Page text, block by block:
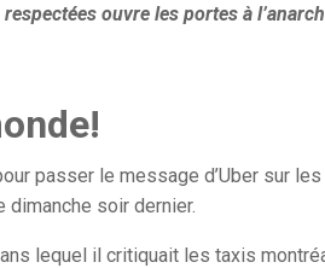
ouvre les portes à
passer le message d’Uber sur
dimanche soir dernier.
lequel il critiquait les taxis